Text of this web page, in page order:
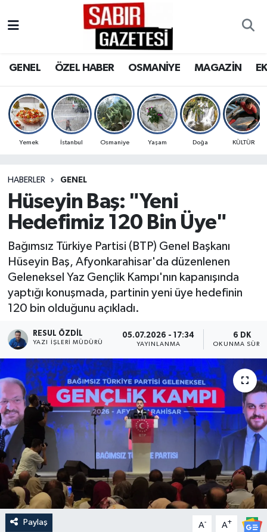
GENEL ÖZEL HABER OSMANİYE MAGAZİN
Yemek İstanbul Osmaniye Yaşam Doğa KÜLTÜR
HABERLER GENEL
Hüseyin Baş: "Yeni
Hedefimiz 120 Bin Üye"
Bağımsız Türkiye Partisi (BTP) Genel Başkanı
Hüseyin Baş, Afyonkarahisar'da düzenlenen
Geleneksel Yaz Gençlik Kampı'nın kapanışında
yaptığı konuşmada, partinin yeni üye hedefinin
120 bin olduğunu açıkladı.
RESUL ÖZDIL
YAZI İŞLERI MÜDÜRÜ
05.07.2026 - 17:34
YAYINLANMA
6 DK
OKUNMA
Paylaş A- A+
OSMANİYE
MAGAZİN
SPOR
RESMİ İLANLAR
Osmaniye Nöbetçi Eczaneler
Osmaniye Trafik Yoğunluk Haritası
Süper Lig Puan Durumu ve Fikstür
Son Dakika Haberleri
Haber Arşivi